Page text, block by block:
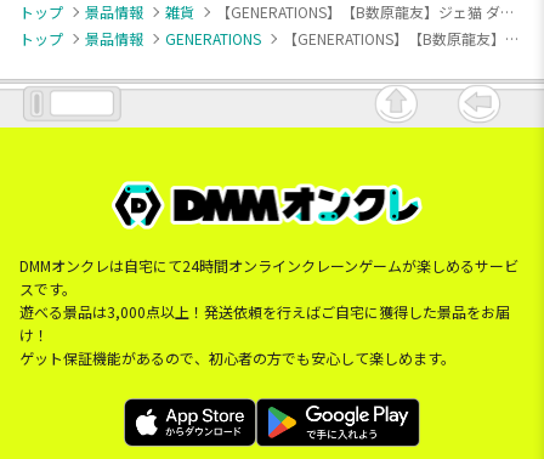
トップ 景品情報 雑貨
【GENERATIONS】【B数原龍友】ジェ猫 ダイカットクッション②
トップ
景品情報 GENERATIONS 【GENERATIONS】【B数原龍友】ジェ猫 ダイカットクッション②
DMMオンクレは自宅にて24時間オンラインクレーンゲームが楽しめるサービ
スです。
遊べる景品は3,000点以上！発送依頼を行えばご自宅に獲得した景品をお届
け！
ゲット保証機能があるので、初心者の方でも安心して楽しめます。